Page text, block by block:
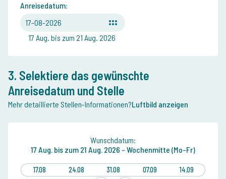
Anreisedatum:
17-08-2026
17 Aug. bis zum 21 Aug. 2026
3. Selektiere das gewünschte
Anreisedatum und Stelle
Mehr detaillierte Stellen-Informationen?Luftbild anzeigen
Wunschdatum:
17 Aug. bis zum 21 Aug. 2026 - Wochenmitte (Mo-Fr)
17.08 24.08 31.08 07.09 14.09